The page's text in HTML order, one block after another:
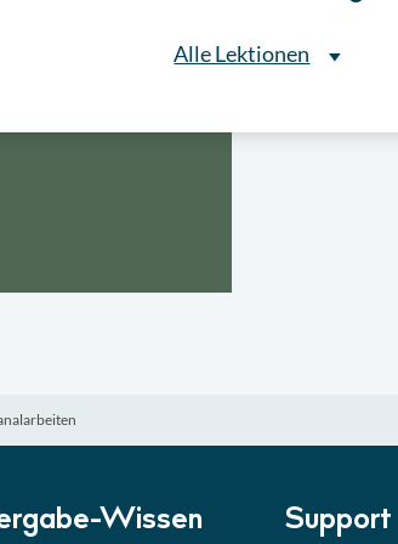
Alle Lektionen
5 Eignung im Vergabeverfahren►
6 Abgabe von Angeboten Lektion
Wissen Support